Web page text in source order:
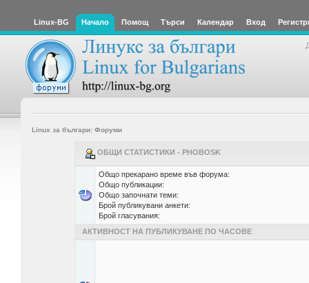
Linux-BG Начало Помощ Търси Календар Вход
Linux за българи: Форуми
ОБЩИ СТАТИСТИКИ - PHOBOSK
Общо прекарано време във форума:
Общо публикации:
Общо започнати теми:
Брой публикувани анкети:
Брой гласувания:
АКТИВНОСТ НА ПУБЛИКУВАНЕ ПО ЧАСОВЕ